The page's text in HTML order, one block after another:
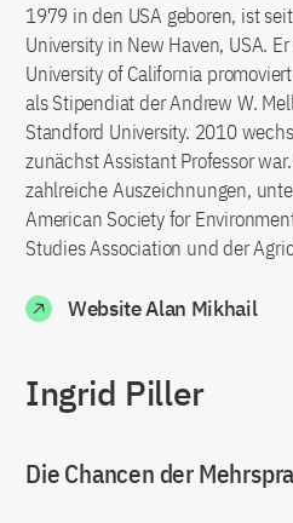
1979 in den USA geboren, ist
University in New Haven, USA.
University of California
als Stipendiat der Andrew W.
Standford University. 2010
zunächst Assistant Professor
zahlreiche Auszeichnungen,
American Society for
Studies Association und der
Website Alan Mikhail
Ingrid Piller
Die Chancen der